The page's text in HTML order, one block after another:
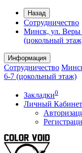
Назад
Сотрудничество
Минск, ул.
(цокольный
Информация
Сотрудничество
6-7 (цокольный этаж)
Закладки0
Личный Кабинет